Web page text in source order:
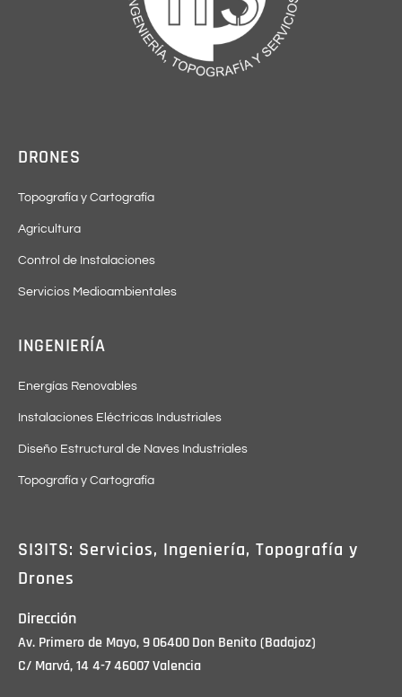
DRONES
Topografía y Cartografía
Agricultura
Control de Instalaciones
Servicios Medioambientales
INGENIERÍA
Energías Renovables
Instalaciones Eléctricas Industriales
Diseño Estructural de Naves Industriales
Topografía y Cartografía
SI3ITS: Servicios, Ingeniería, Topografía y
Drones
Dirección
Av. Primero de Mayo, 906400Don Benito (Badajoz)
C/ Marvá, 14 4-746007Valencia